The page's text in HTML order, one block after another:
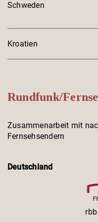
Schweden
Kroatien
Rundfunk/
Zusammenarbeit mit
Fernsehsendern
Deutschland